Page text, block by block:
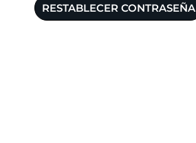
RESTABLECER CONTRASEÑA